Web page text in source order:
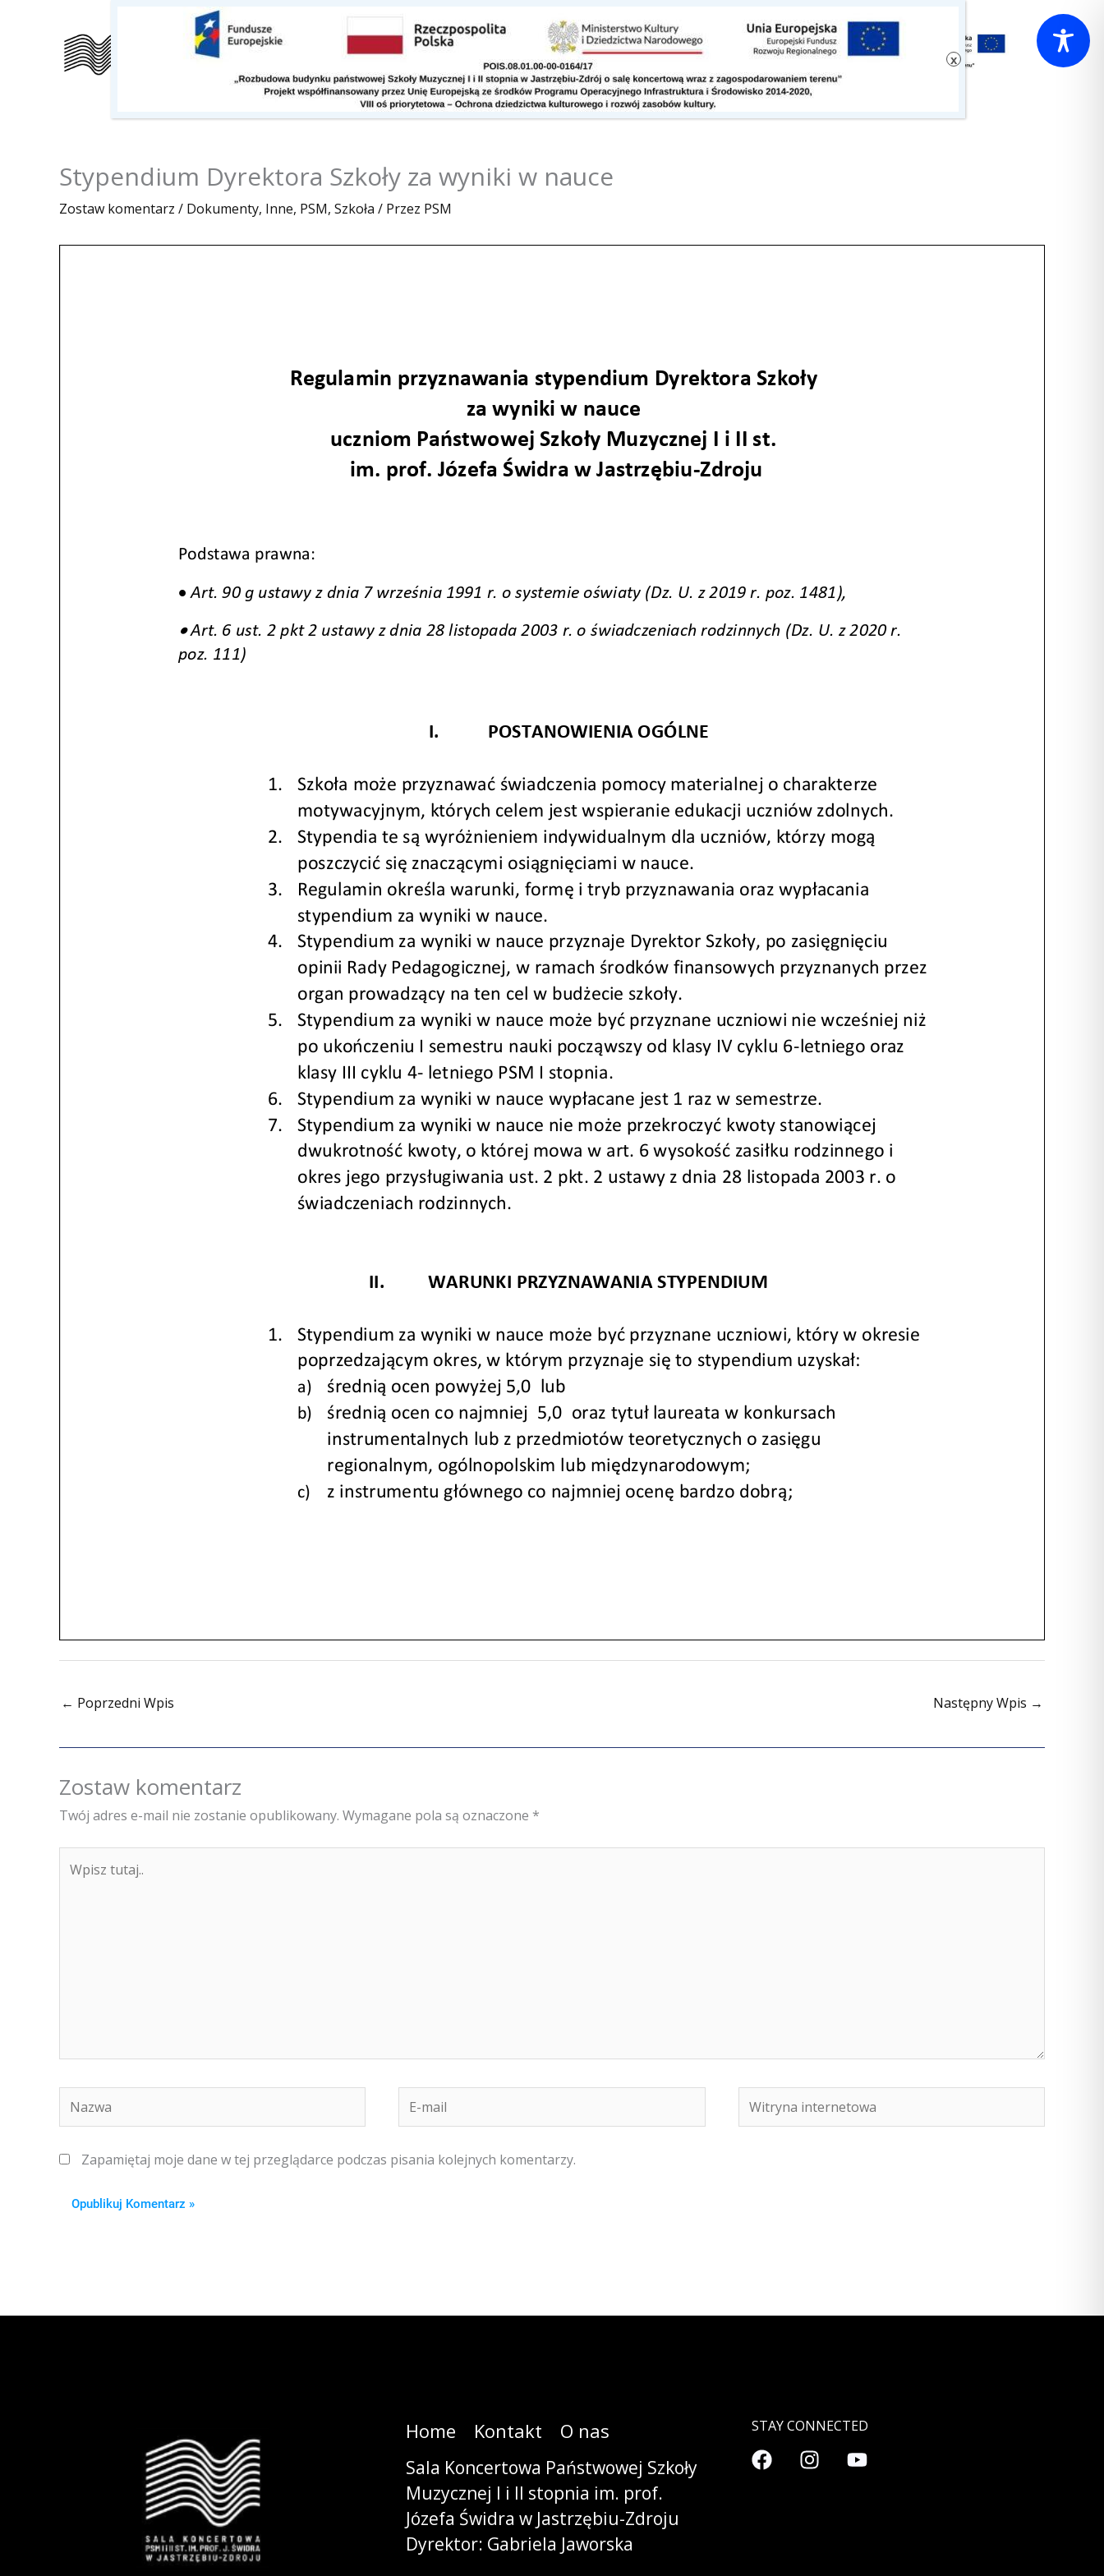
Szkoła O nas Kontakt Do pobrania
Stypendium Dyrektora Szkoły za wyniki w nauce
Zostaw komentarz / Dokumenty, Inne, PSM, Szkoła / Przez PSM
← Poprzedni Wpis Następny Wpis →
Zostaw komentarz
Twój adres e-mail nie zostanie opublikowany. Wymagane pola są oznaczone *
tutaj..
Nazwa
E-
mail
Witryna
internetowa
Zapamiętaj moje dane w tej przeglądarce podczas pisania kolejnych komentarzy.
Home Kontakt O nas
Sala Koncertowa Państwowej Szkoły
Muzycznej I i II stopnia im. prof.
Józefa Świdra w Jastrzębiu-Zdroju
Dyrektor: Gabriela Jaworska
STAY CONNECTED